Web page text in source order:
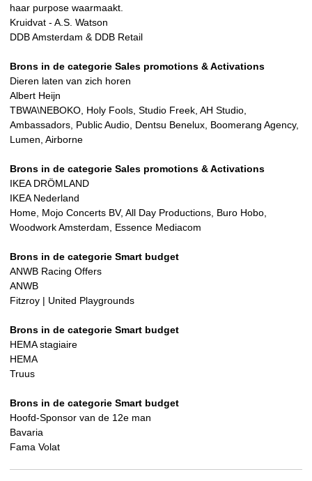
haar purpose waarmaakt.
Kruidvat - A.S. Watson
DDB Amsterdam & DDB Retail
Brons in de categorie Sales promotions & Activations
Dieren laten van zich horen
Albert Heijn
TBWA\NEBOKO, Holy Fools, Studio Freek, AH Studio,
Ambassadors, Public Audio, Dentsu Benelux, Boomerang Agency,
Lumen, Airborne
Brons in de categorie Sales promotions & Activations
IKEA DRÖMLAND
IKEA Nederland
Home, Mojo Concerts BV, All Day Productions, Buro Hobo,
Woodwork Amsterdam, Essence Mediacom
Brons in de categorie Smart budget
ANWB Racing Offers
ANWB
Fitzroy | United Playgrounds
Brons in de categorie Smart budget
HEMA stagiaire
HEMA
Truus
Brons in de categorie Smart budget
Hoofd-Sponsor van de 12e man
Bavaria
Fama Volat